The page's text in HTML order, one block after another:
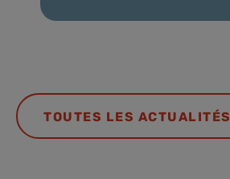
TOUTES LES ACTUALITÉS